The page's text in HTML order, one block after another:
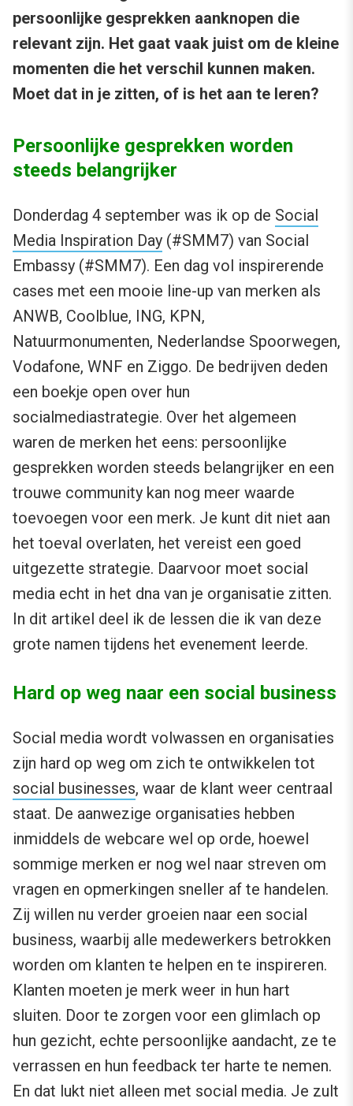
persoonlijke gesprekken aanknopen die
relevant zijn. Het gaat vaak juist om de kleine
momenten die het verschil kunnen maken.
Moet dat in je zitten, of is het aan te leren?
Persoonlijke gesprekken worden
steeds belangrijker
Donderdag 4 september was ik op de Social
Media Inspiration Day (#SMM7) van Social
Embassy (#SMM7). Een dag vol inspirerende
cases met een mooie line-up van merken als
ANWB, Coolblue, ING, KPN,
Natuurmonumenten, Nederlandse Spoorwegen,
Vodafone, WNF en Ziggo. De bedrijven deden
een boekje open over hun
socialmediastrategie. Over het algemeen
waren de merken het eens: persoonlijke
gesprekken worden steeds belangrijker en een
trouwe community kan nog meer waarde
toevoegen voor een merk. Je kunt dit niet aan
het toeval overlaten, het vereist een goed
uitgezette strategie. Daarvoor moet social
media echt in het dna van je organisatie zitten.
In dit artikel deel ik de lessen die ik van deze
grote namen tijdens het evenement leerde.
Hard op weg naar een social business
Social media wordt volwassen en organisaties
zijn hard op weg om zich te ontwikkelen tot
social businesses, waar de klant weer centraal
staat. De aanwezige organisaties hebben
inmiddels de webcare wel op orde, hoewel
sommige merken er nog wel naar streven om
vragen en opmerkingen sneller af te handelen.
Zij willen nu verder groeien naar een social
business, waarbij alle medewerkers betrokken
worden om klanten te helpen en te inspireren.
Klanten moeten je merk weer in hun hart
sluiten. Door te zorgen voor een glimlach op
hun gezicht, echte persoonlijke aandacht, ze te
verrassen en hun feedback ter harte te nemen.
En dat lukt niet alleen met social media. Je zult